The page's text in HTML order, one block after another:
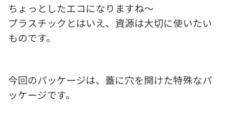
ちょっとしたエコになりますね～
プラスチックとはいえ、資源は大切に使いたい
ものです。
今回のパッケージは、蓋に穴を開けた特殊なパ
ッケージです。